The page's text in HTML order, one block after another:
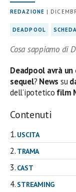
REDAZIONE |
DEADPOOL SCHEDA
Cosa sappiamo di
Deadpool avrà
sequel? News su
dell’ipotetico film
Contenuti
USCITA
TRAMA
CAST
STREAMING